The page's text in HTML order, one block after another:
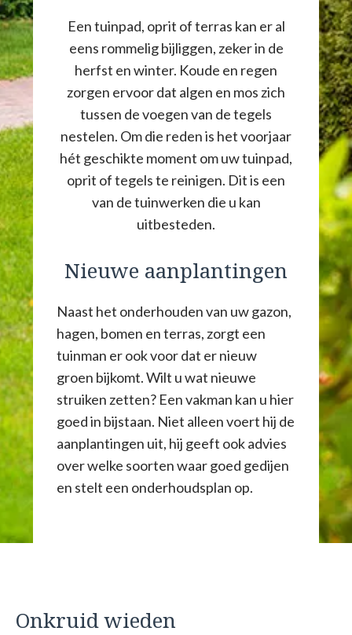
Een tuinpad, oprit of terras kan er al
eens rommelig bijliggen, zeker in de
herfst en winter. Koude en regen
zorgen ervoor dat algen en mos zich
tussen de voegen van de tegels
nestelen. Om die reden is het voorjaar
hét geschikte moment om uw tuinpad,
oprit of tegels te reinigen. Dit is een
van de tuinwerken die u kan
uitbesteden.
Nieuwe aanplantingen
Naast het onderhouden van uw gazon,
hagen, bomen en terras, zorgt een
tuinman er ook voor dat er nieuw
groen bijkomt. Wilt u wat nieuwe
struiken zetten? Een vakman kan u hier
goed in bijstaan. Niet alleen voert hij de
aanplantingen uit, hij geeft ook advies
over welke soorten waar goed gedijen
en stelt een onderhoudsplan op.
Onkruid wieden